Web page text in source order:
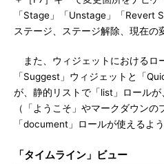
「Stage」「Unstage」「Revert
ステージ、ステージ解除、現在の
また、ウィジェットにおけるロ
「Suggest」ウィジェットと「
が、静的リストで「list」ロール
（「ようこそ」やマークダウン
「document」ロールが使えるよう
「タイムライン」ビュー